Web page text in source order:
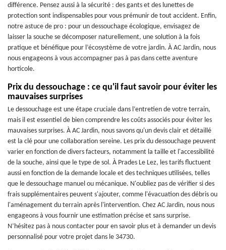
différence. Pensez aussi à la sécurité : des gants et des lunettes de
protection sont indispensables pour vous prémunir de tout accident. Enfin,
notre astuce de pro : pour un dessouchage écologique, envisagez de
laisser la souche se décomposer naturellement, une solution à la fois
pratique et bénéfique pour l’écosystème de votre jardin. À AC Jardin, nous
nous engageons à vous accompagner pas à pas dans cette aventure
horticole.
Prix du dessouchage : ce qu'il faut savoir pour éviter les
mauvaises surprises
Le dessouchage est une étape cruciale dans l’entretien de votre terrain,
mais il est essentiel de bien comprendre les coûts associés pour éviter les
mauvaises surprises. À AC Jardin, nous savons qu'un devis clair et détaillé
est la clé pour une collaboration sereine. Les prix du dessouchage peuvent
varier en fonction de divers facteurs, notamment la taille et l'accessibilité
de la souche, ainsi que le type de sol. À Prades Le Lez, les tarifs fluctuent
aussi en fonction de la demande locale et des techniques utilisées, telles
que le dessouchage manuel ou mécanique. N'oubliez pas de vérifier si des
frais supplémentaires peuvent s'ajouter, comme l'évacuation des débris ou
l'aménagement du terrain après l'intervention. Chez AC Jardin, nous nous
engageons à vous fournir une estimation précise et sans surprise.
N’hésitez pas à nous contacter pour en savoir plus et à demander un devis
personnalisé pour votre projet dans le 34730.